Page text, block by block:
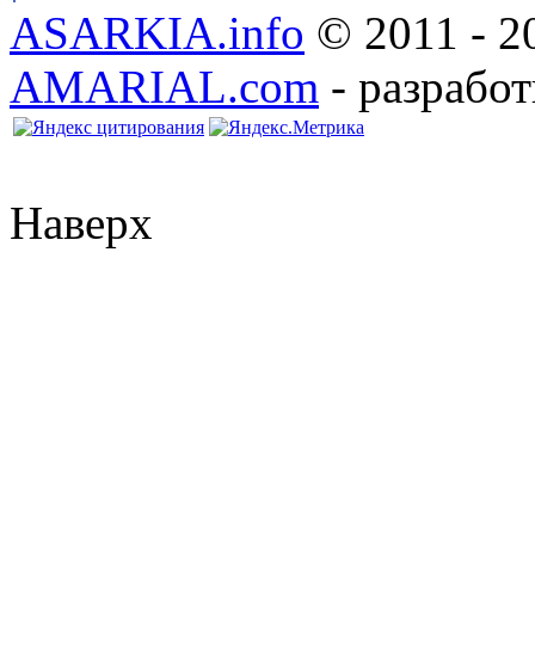
ASARKIA.info © 2011 -
AMARIAL.com -
Наверх